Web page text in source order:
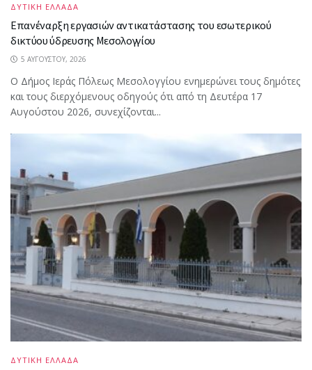
ΔΥΤΙΚΗ ΕΛΛΑΔΑ
Επανέναρξη εργασιών αντικατάστασης του εσωτερικού
δικτύου ύδρευσης Μεσολογγίου
5 ΑΥΓΟΎΣΤΟΥ, 2026
Ο Δήμος Ιεράς Πόλεως Μεσολογγίου ενημερώνει τους δημότες
και τους διερχόμενους οδηγούς ότι από τη Δευτέρα 17
Αυγούστου 2026, συνεχίζονται...
ΔΥΤΙΚΗ ΕΛΛΑΔΑ